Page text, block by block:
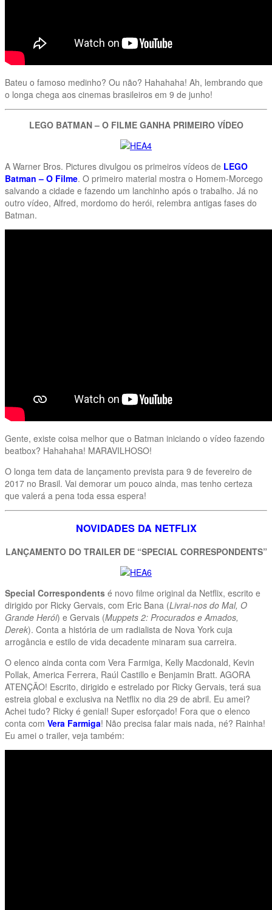
Bateu o famoso medinho? Ou não? Hahahaha! Ah, lembrando que
o longa chega aos cinemas brasileiros em 9 de junho!
LEGO BATMAN – O FILME GANHA PRIMEIRO VÍDEO
A Warner Bros. Pictures divulgou os primeiros vídeos de LEGO
Batman – O Filme. O primeiro material mostra o Homem-Morcego
salvando a cidade e fazendo um lanchinho após o trabalho. Já no
outro vídeo, Alfred, mordomo do herói, relembra antigas fases do
Batman.
Gente, existe coisa melhor que o Batman iniciando o vídeo fazendo
beatbox? Hahahaha! MARAVILHOSO!
O longa tem data de lançamento prevista para 9 de fevereiro de
2017 no Brasil. Vai demorar um pouco ainda, mas tenho certeza
que valerá a pena toda essa espera!
NOVIDADES DA NETFLIX
LANÇAMENTO DO TRAILER DE “SPECIAL CORRESPONDENTS”
Special Correspondents é novo filme original da Netflix, escrito e
dirigido por Ricky Gervais, com Eric Bana (Livrai-nos do Mal, O
Grande Herói) e Gervais (Muppets 2: Procurados e Amados,
Derek). Conta a história de um radialista de Nova York cuja
arrogância e estilo de vida decadente minaram sua carreira.
O elenco ainda conta com Vera Farmiga, Kelly Macdonald, Kevin
Pollak, America Ferrera, Raúl Castillo e Benjamin Bratt. AGORA
ATENÇÃO! Escrito, dirigido e estrelado por Ricky Gervais, terá sua
estreia global e exclusiva na Netflix no dia 29 de abril. Eu amei?
Achei tudo? Ricky é genial! Super esforçado! Fora que o elenco
conta com Vera Farmiga! Não precisa falar mais nada, né? Rainha!
Eu amei o trailer, veja também: